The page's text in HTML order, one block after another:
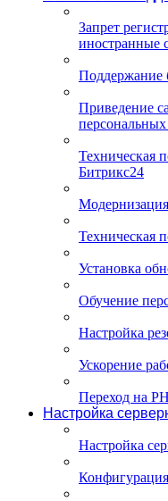
Запрет
иностранные
Поддержание
Приведение
Техническая
Битрикс24
Техническая
Установка
Обучение
Настройка
Ускорение
Переход на
Настройка
Настройка